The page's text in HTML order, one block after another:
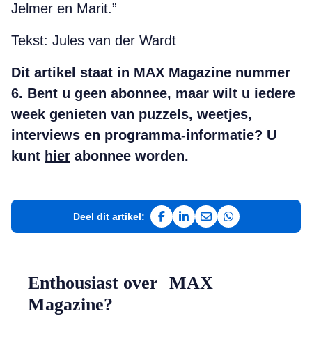
Jelmer en Marit.”
Tekst: Jules van der Wardt
Dit artikel staat in MAX Magazine nummer
6. Bent u geen abonnee, maar wilt u iedere
week genieten van puzzels, weetjes,
interviews en programma-informatie? U
kunt hier abonnee worden.
Deel dit artikel:
Deel op Facebook
Deel op LinkedIn
Deel via e-mail
Deel via
Enthousiast over MAX
Magazine?